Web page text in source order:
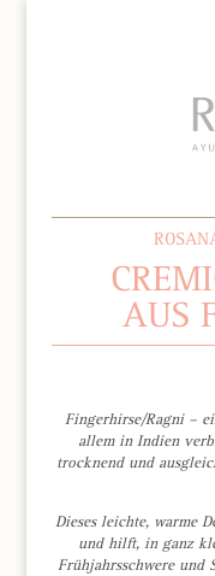
AUS
Fingerhirse/Ragni –
allem in Indien
trocknend und
Dieses leichte, warme
und hilft, in ganz
Frühjahrsschwere und